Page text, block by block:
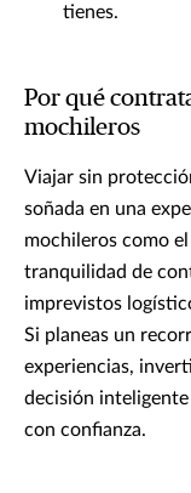
tienes.
Por qué
mochileros
Viajar sin
soñada en una
mochileros como
tranquilidad de
imprevistos
Si planeas un
experiencias,
decisión
con confianza.